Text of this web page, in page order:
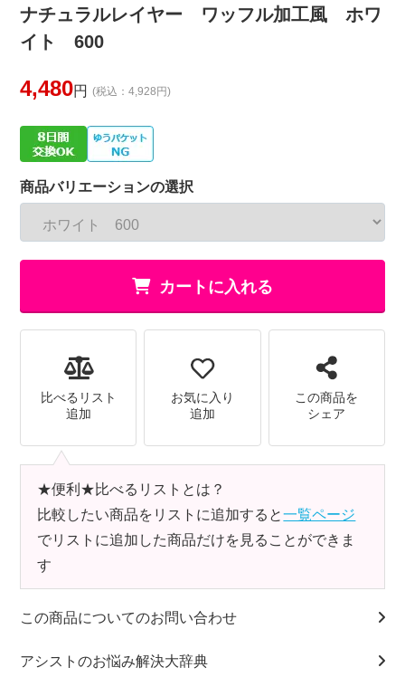
ナチュラルレイヤー ワッフル加工風 ホワ
イト 600
4,480円 (税込：4,928円)
商品バリエーションの選択
カートに入れる
比べるリスト
追加
お気に入り
追加
この商品を
シェア
★便利★比べるリストとは？
比較したい商品をリストに追加すると一覧ページ
でリストに追加した商品だけを見ることができま
す
この商品についてのお問い合わせ
アシストのお悩み解決大辞典